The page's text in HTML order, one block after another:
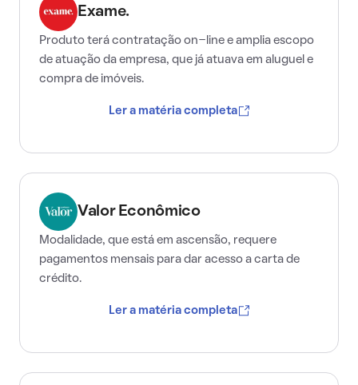
Exame.
Produto terá contratação on-line e amplia escopo
de atuação da empresa, que já atuava em aluguel e
compra de imóveis.
Ler a matéria completa
Valor Econômico
Modalidade, que está em ascensão, requere
pagamentos mensais para dar acesso a carta de
crédito.
Ler a matéria completa